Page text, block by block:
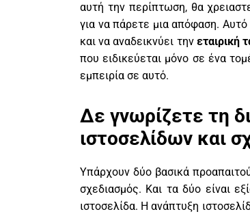
αυτή την περίπτωση, θα
για να πάρετε μια απόφαση. Αυτό
και να αναδεικνύει την εταιρική
που ειδικεύεται μόνο σε ένα
εμπειρία σε αυτό.
Δε γνωρίζετε τη
ιστοσελίδων και
Υπάρχουν δύο βασικά
σχεδιασμός. Και τα δύο είναι
ιστοσελίδα. Η ανάπτυξη